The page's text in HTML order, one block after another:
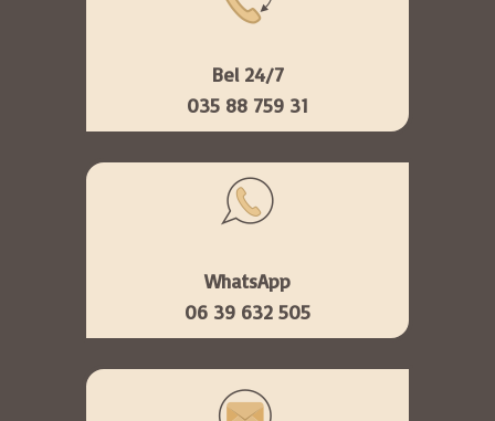
Bel 24/7
035 88 759 31
WhatsApp
06 39 632 505